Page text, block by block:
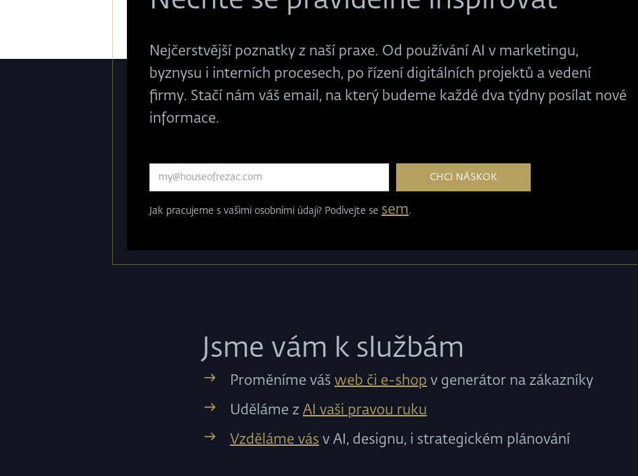
Nejčerstvější poznatky z naší praxe. Od používání AI v marketingu,
byznysu i interních procesech, po řízení digitálních projektů a vedení
firmy. Stačí nám váš email, na který budeme každé dva týdny posílat nové
informace.
Jak pracujeme s vašimi osobními údaji? Podívejte se sem .
Jsme vám k službám
Proměníme váš web či e-shop v generátor na zákazníky
Uděláme z AI vaši pravou ruku
Vzděláme vás v AI, designu, i strategickém plánování